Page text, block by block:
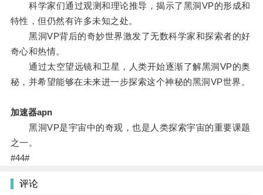
科学家们通过观测和理论推导，揭示了黑洞VP的形成和
特性，但仍然有许多未知之处。
黑洞VP背后的奇妙世界激发了无数科学家和探索者的好
奇心和热情。
通过太空望远镜和卫星，人类开始逐渐了解黑洞VP的奥
秘，并希望能够在未来进一步探索这个神秘的黑洞VP世界。
加速器apn
黑洞VP是宇宙中的奇观，也是人类探索宇宙的重要课题
之一。
#44#
评论